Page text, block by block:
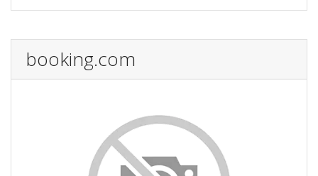
booking.com